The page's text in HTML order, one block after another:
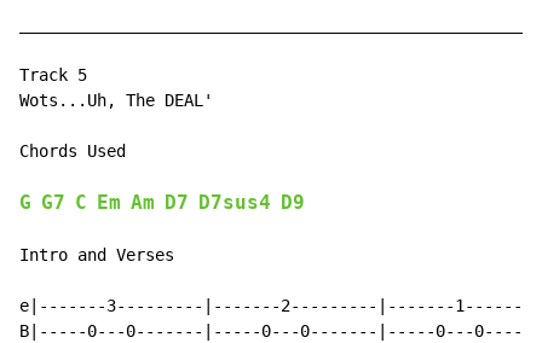
Track 5
Wots...Uh, The DEAL'
Chords Used
G G7 C Em Am D7 D7sus4 D9
Intro and Verses
e|-------3---------|-------2---------|-------
B|-----0---0-------|-----0---0-------|-----0---